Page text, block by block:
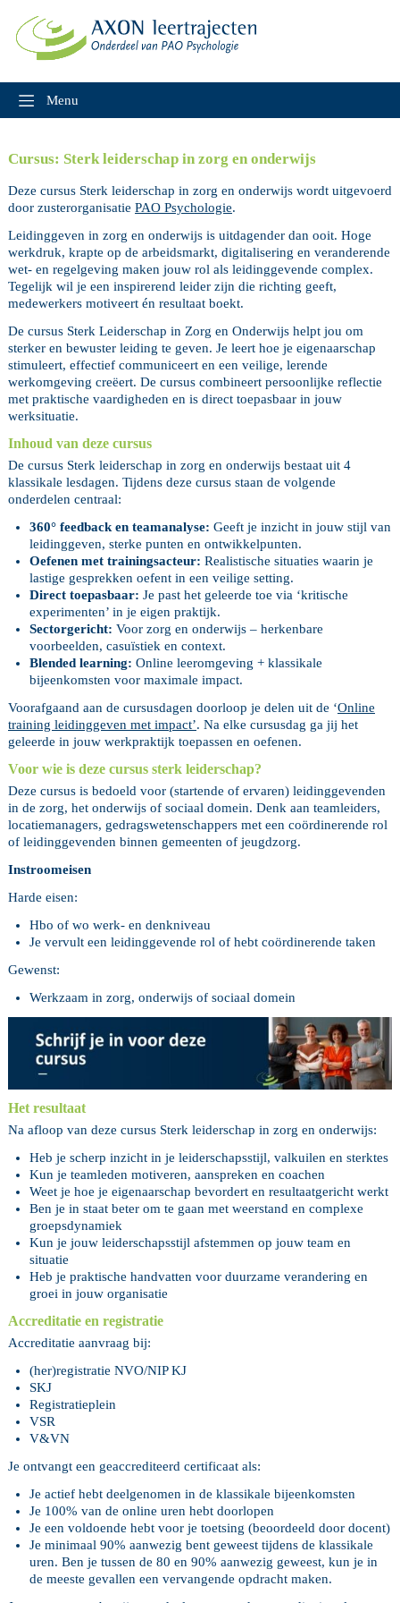
content
Menu
Cursus: Sterk leiderschap in zorg en onderwijs
Deze cursus Sterk leiderschap in zorg en onderwijs wordt uitgevoerd
door zusterorganisatie PAO Psychologie.
Leidinggeven in zorg en onderwijs is uitdagender dan ooit. Hoge
werkdruk, krapte op de arbeidsmarkt, digitalisering en veranderende
wet- en regelgeving maken jouw rol als leidinggevende complex.
Tegelijk wil je een inspirerend leider zijn die richting geeft,
medewerkers motiveert én resultaat boekt.
De cursus Sterk Leiderschap in Zorg en Onderwijs helpt jou om
sterker en bewuster leiding te geven. Je leert hoe je eigenaarschap
stimuleert, effectief communiceert en een veilige, lerende
werkomgeving creëert. De cursus combineert persoonlijke reflectie
met praktische vaardigheden en is direct toepasbaar in jouw
werksituatie.
Inhoud van deze cursus
De cursus Sterk leiderschap in zorg en onderwijs bestaat uit 4
klassikale lesdagen. Tijdens deze cursus staan de volgende
onderdelen centraal:
360° feedback en teamanalyse: Geeft je inzicht in jouw stijl van
leidinggeven, sterke punten en ontwikkelpunten.
Oefenen met trainingsacteur: Realistische situaties waarin je
lastige gesprekken oefent in een veilige setting.
Direct toepasbaar: Je past het geleerde toe via ‘kritische
experimenten’ in je eigen praktijk.
Sectorgericht: Voor zorg en onderwijs – herkenbare
voorbeelden, casuïstiek en context.
Blended learning: Online leeromgeving + klassikale
bijeenkomsten voor maximale impact.
Voorafgaand aan de cursusdagen doorloop je delen uit de ‘Online
training leidinggeven met impact’. Na elke cursusdag ga jij het
geleerde in jouw werkpraktijk toepassen en oefenen.
Voor wie is deze cursus sterk leiderschap?
Deze cursus is bedoeld voor (startende of ervaren) leidinggevenden
in de zorg, het onderwijs of sociaal domein. Denk aan teamleiders,
locatiemanagers, gedragswetenschappers met een coördinerende rol
of leidinggevenden binnen gemeenten of jeugdzorg.
Instroomeisen
Harde eisen:
Hbo of wo werk- en denkniveau
Je vervult een leidinggevende rol of hebt coördinerende taken
Gewenst:
Werkzaam in zorg, onderwijs of sociaal domein
Het resultaat
Na afloop van deze cursus Sterk leiderschap in zorg en onderwijs:
Heb je scherp inzicht in je leiderschapsstijl, valkuilen en sterktes
Kun je teamleden motiveren, aanspreken en coachen
Weet je hoe je eigenaarschap bevordert en resultaatgericht werkt
Ben je in staat beter om te gaan met weerstand en complexe
groepsdynamiek
Kun je jouw leiderschapsstijl afstemmen op jouw team en
situatie
Heb je praktische handvatten voor duurzame verandering en
groei in jouw organisatie
Accreditatie en registratie
Accreditatie aanvraag bij:
(her)registratie NVO/NIP KJ
SKJ
Registratieplein
VSR
V&VN
Je ontvangt een geaccrediteerd certificaat als:
Je actief hebt deelgenomen in de klassikale bijeenkomsten
Je 100% van de online uren hebt doorlopen
Je een voldoende hebt voor je toetsing (beoordeeld door docent)
Je minimaal 90% aanwezig bent geweest tijdens de klassikale
uren. Ben je tussen de 80 en 90% aanwezig geweest, kun je in
de meeste gevallen een vervangende opdracht maken.